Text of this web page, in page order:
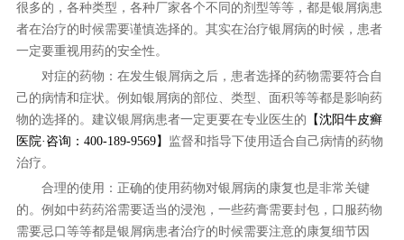
很多的，各种类型，各种厂家各个不同的剂型等等，都是银屑病患
者在治疗的时候需要谨慎选择的。其实在治疗银屑病的时候，患者
一定要重视用药的安全性。
对症的药物：在发生银屑病之后，患者选择的药物需要符合自
己的病情和症状。例如银屑病的部位、类型、面积等等都是影响药
物的选择的。建议银屑病患者一定更要在专业医生的 【沈阳牛皮癣
医院·咨询：400-189-9569】 监督和指导下使用适合自己病情的药物
治疗。
合理的使用：正确的使用药物对银屑病的康复也是非常关键
的。例如中药药浴需要适当的浸泡，一些药膏需要封包，口服药物
需要忌口等等都是银屑病患者治疗的时候需要注意的康复细节因